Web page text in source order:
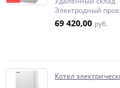
Электродный
69 420,00 руб.
Котел